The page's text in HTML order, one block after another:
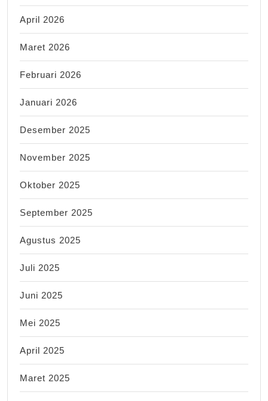
April 2026
Maret 2026
Februari 2026
Januari 2026
Desember 2025
November 2025
Oktober 2025
September 2025
Agustus 2025
Juli 2025
Juni 2025
Mei 2025
April 2025
Maret 2025